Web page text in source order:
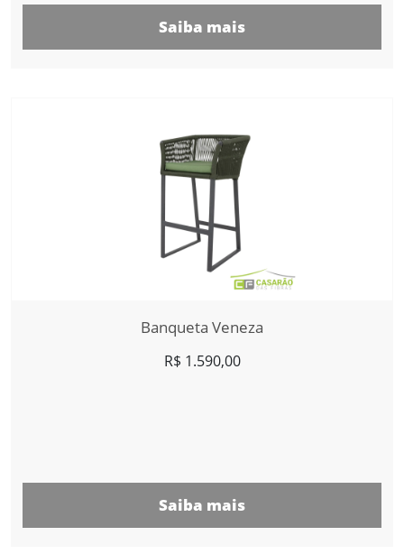
Saiba mais
Banqueta Veneza
R$ 1.590,00
Saiba mais